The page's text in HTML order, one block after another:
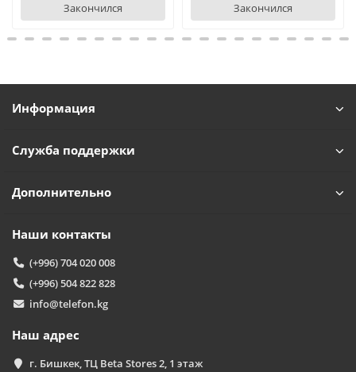
Закончился Закончился
Информация
Служба поддержки
Дополнительно
Наши контакты
(+996) 704 020 008
(+996) 504 822 828
info@telefon.kg
Наш адрес
г. Бишкек, ТЦ Beta Stores 2, 1 этаж